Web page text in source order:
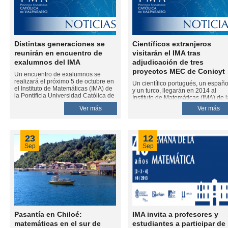
Distintas generaciones se
reunirán en encuentro de
exalumnos del IMA
Un encuentro de exalumnos se
realizará el próximo 5 de octubre en
el Instituto de Matemáticas (IMA) de
la Pontificia Universidad Católica de
Valparaíso (PUCV). El evento, que
consiste en una actividad satélite de
la XXXIX Semana de la Matemática,
profesionales egresados de las
carreras de Pedagogía y
Licenciatura en Matemáticas, en
torno a la reflexión de novedosas
iniciativas de enseñanza de las
matemáticas
Ver más
Científicos extranjeros
visitarán el IMA tras
adjudicación de tres
proyectos MEC de Conicyt
Un científico portugués, un
y un turco, llegarán en 2014 al
Instituto de Matemáticas (IMA) de
Pontificia Universidad Católica de
Valparaíso (PUCV), gracias a la
Avanzado del Extranjero-
Estadías Cortas (MEC) de la
Comisión Nacional de
Científica y Tecnológica de Chile
(Conicyt).
Ver más
23
Sep
Pasantía en Chiloé:
matemáticas en el sur de
12
Sep
IMA invita a profesores y
estudiantes a participar de